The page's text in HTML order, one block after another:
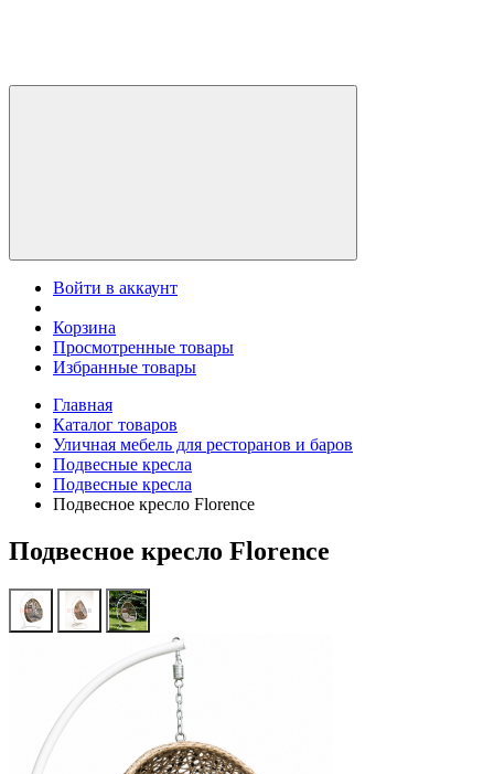
Войти в аккаунт
Корзина
Просмотренные товары
Избранные товары
Главная
Каталог товаров
Уличная мебель для ресторанов и баров
Подвесные кресла
Подвесные кресла
Подвесное кресло Florence
Подвесное кресло Florence